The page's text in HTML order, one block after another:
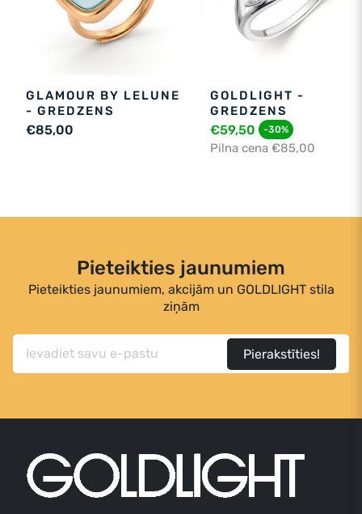
GLAMOUR BY LELUNE
- GREDZENS
€85,00
GOLDLIGHT -
GREDZENS
€59,50 -30%
Pilna cena €85,00
Pieteikties jaunumiem
Pieteikties jaunumiem, akcijām un GOLDLIGHT stila
ziņām
Pierakstīties!